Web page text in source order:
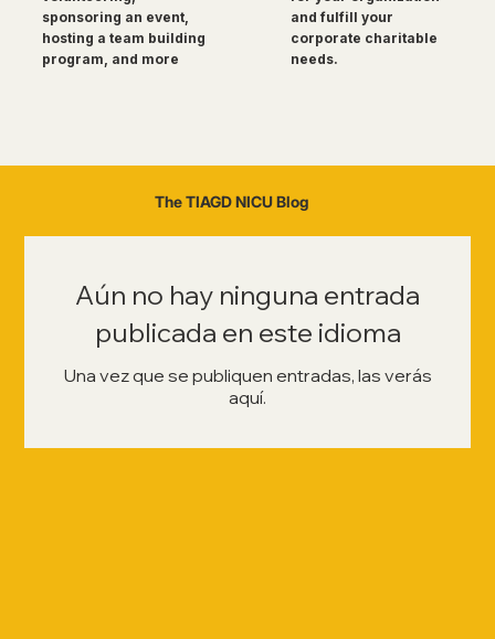
sponsoring an event,
hosting a team building
program, and more
and fulfill your
corporate charitable
needs.
The TIAGD NICU Blog
Aún no hay ninguna entrada
publicada en este idioma
Una vez que se publiquen entradas, las verás
aquí.